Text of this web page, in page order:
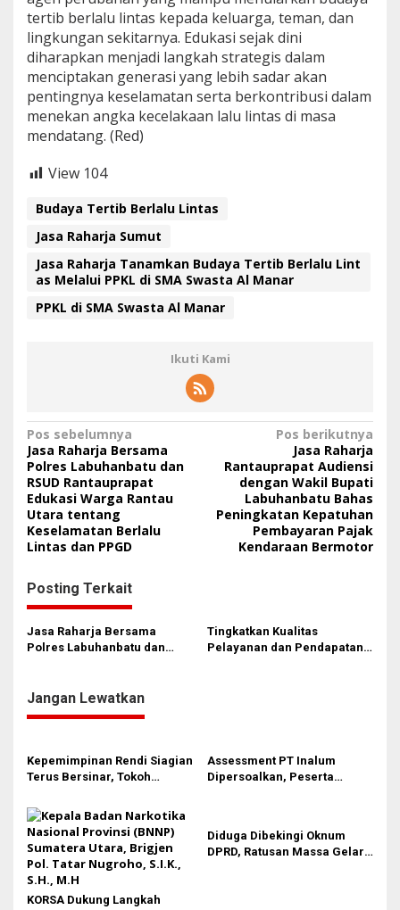
tertib berlalu lintas kepada keluarga, teman, dan
lingkungan sekitarnya. Edukasi sejak dini
diharapkan menjadi langkah strategis dalam
menciptakan generasi yang lebih sadar akan
pentingnya keselamatan serta berkontribusi dalam
menekan angka kecelakaan lalu lintas di masa
mendatang. (Red)
View 104
Budaya Tertib Berlalu Lintas
Jasa Raharja Sumut
Jasa Raharja Tanamkan Budaya Tertib Berlalu Lint
as Melalui PPKL di SMA Swasta Al Manar
PPKL di SMA Swasta Al Manar
Ikuti Kami
N
a
v
i
g
s
i
p
s
Pos sebelumnya
Jasa Raharja Bersama
Polres Labuhanbatu dan
RSUD Rantauprapat
Edukasi Warga Rantau
Utara tentang
Keselamatan Berlalu
Lintas dan PPGD
Pos berikutnya
Jasa Raharja
Rantauprapat Audiensi
dengan Wakil Bupati
Labuhanbatu Bahas
Peningkatan Kepatuhan
Pembayaran Pajak
Kendaraan Bermotor
Posting Terkait
Jasa Raharja Bersama
Polres Labuhanbatu dan
Keselamatan Berlalu Lintas
Tingkatkan Kualitas
Pelayanan dan Pendapatan,
Jangan Lewatkan
Kepemimpinan Rendi Siagian
Terus Bersinar, Tokoh
MJA Kota Medan
Assessment PT Inalum
Dipersoalkan, Peserta
KORSA Dukung Langkah
Diduga Dibekingi Oknum
DPRD, Ratusan Massa Gelar